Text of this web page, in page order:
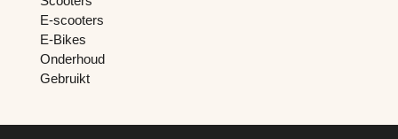
E-scooters
E-Bikes
Onderhoud
Gebruikt